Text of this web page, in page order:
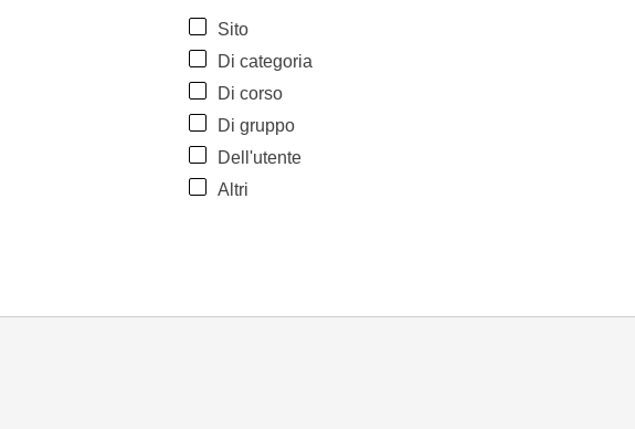
Sito
Di categoria
Di corso
Di gruppo
Dell'utente
Altri